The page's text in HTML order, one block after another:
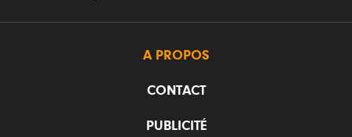
A PROPOS
CONTACT
PUBLICITÉ